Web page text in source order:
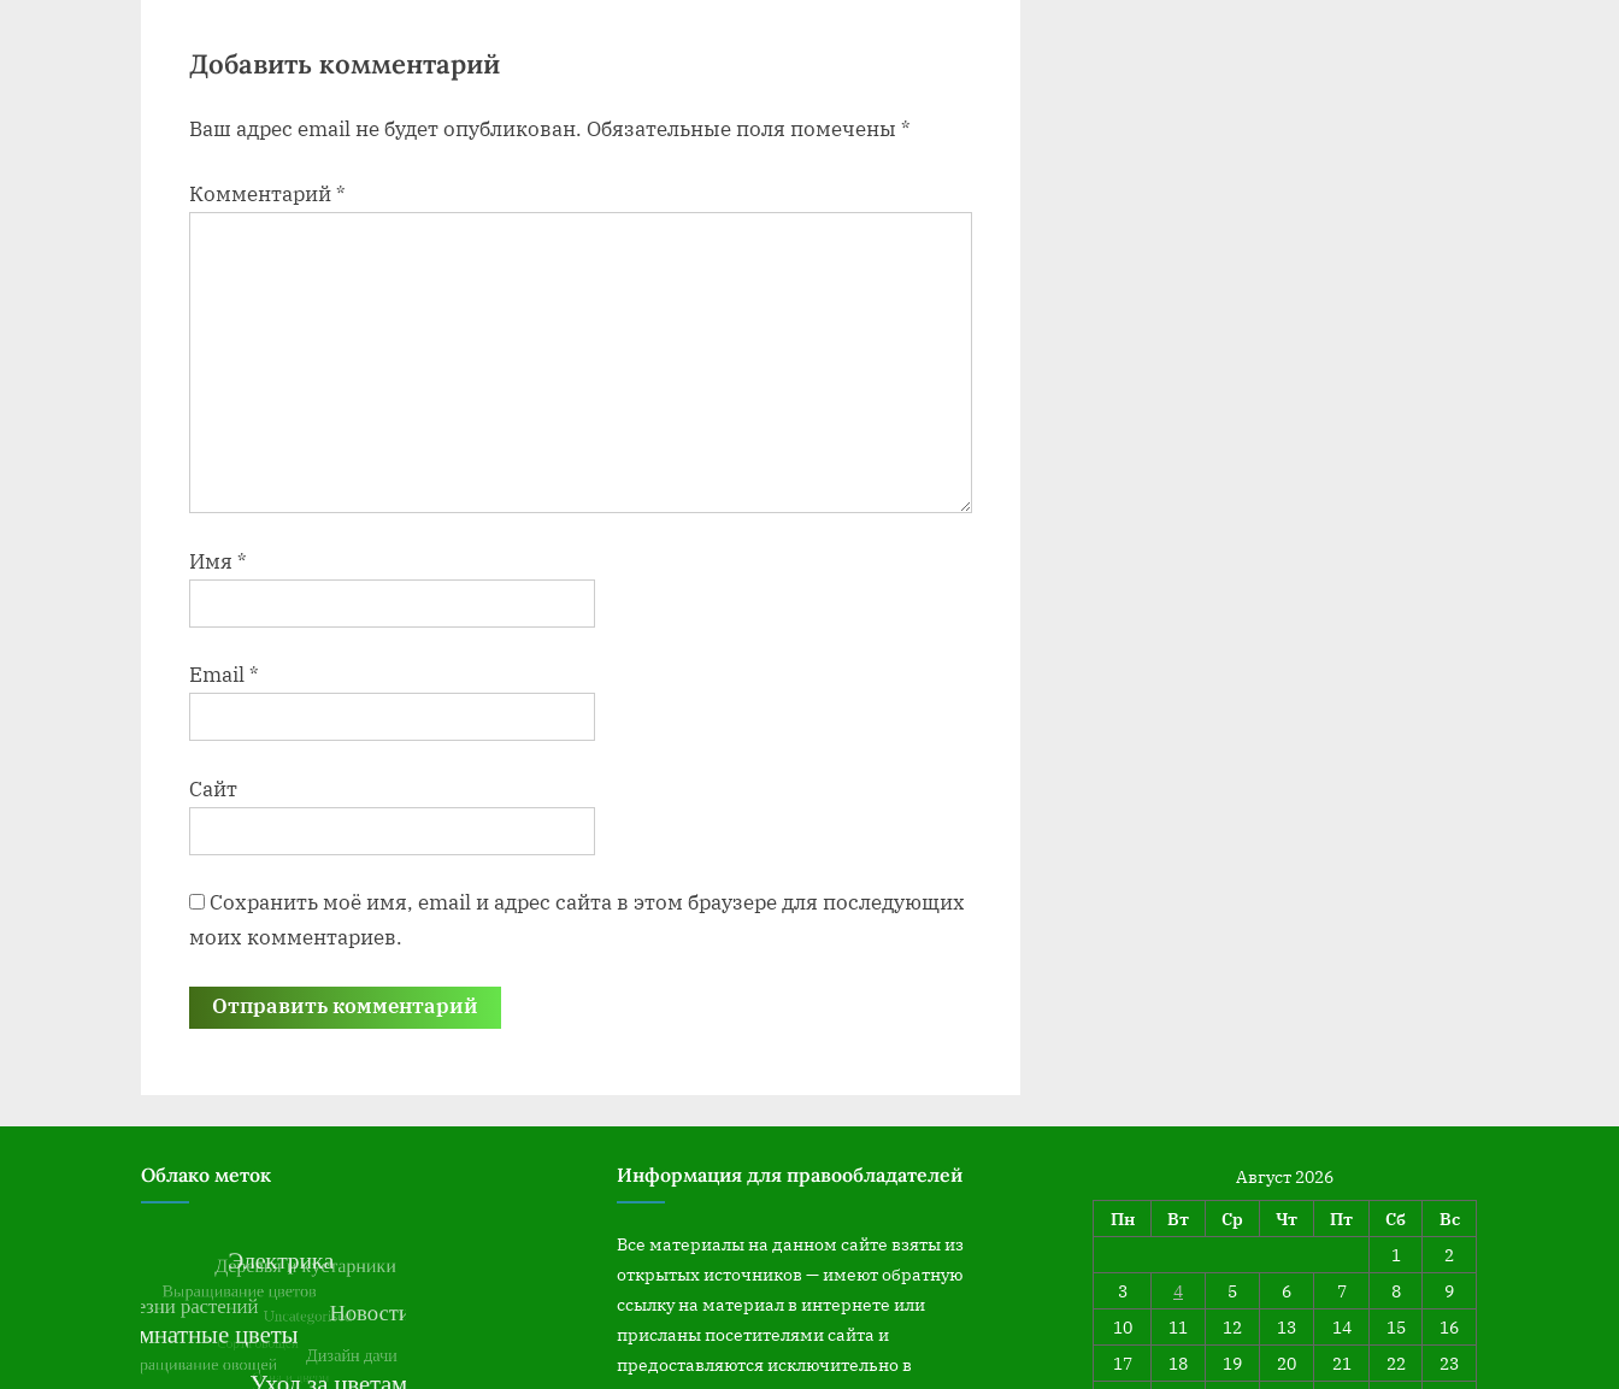
з
п
с
и
Добавить комментарий
Ваш адрес email не будет опубликован. Обязательные поля помечены *
Комментарий*
Имя *
Email*
Сайт
Сохранить моё имя, email и адрес сайта в этом браузере для последующих
моих комментариев.
Облако меток Информация для правообладателей
Все материалы на данном сайте взяты из
открытых источников — имеют обратную
ссылку на материал в интернете или
присланы посетителями сайта и
предоставляются исключительно в
Август 2026
Пн
Вт Ср Чт Пт Сб
Вс
1
2
3
4 5 6 7 8
9
10
11 12 13 14 15
16
17
18 19 20 21 22
23